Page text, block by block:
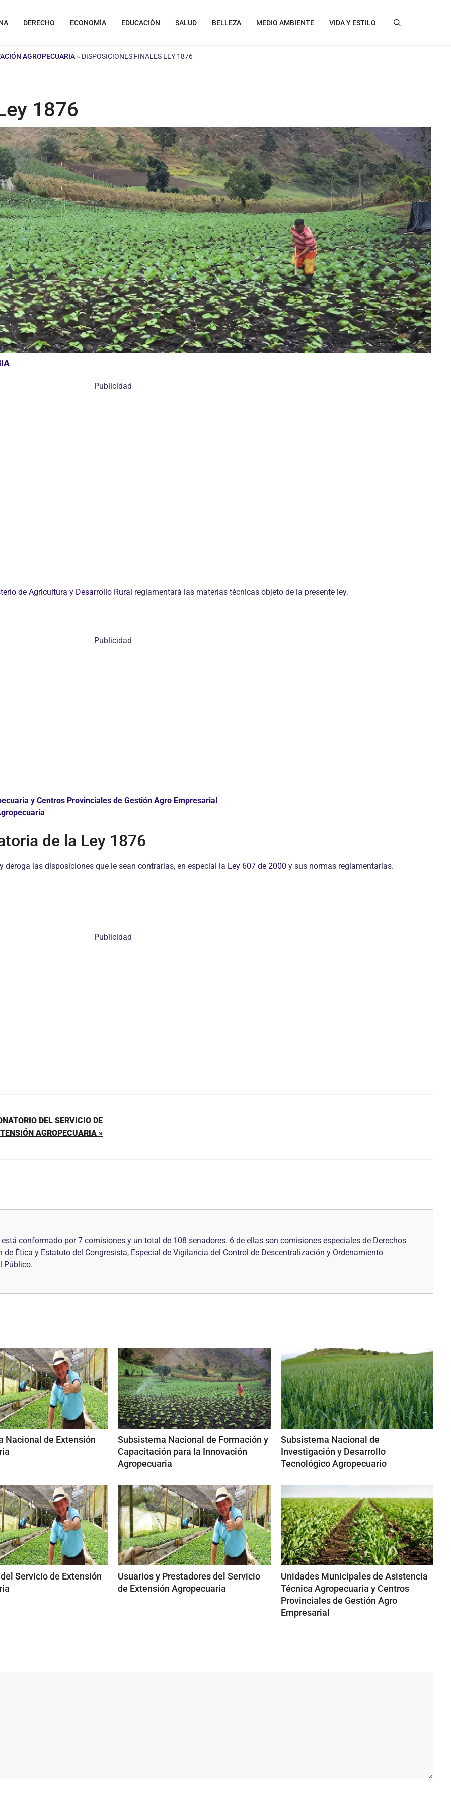
DERECHO ECONOMÍA EDUCACIÓN SALUD BELLEZA MEDIO AMBIENTE VIDA Y ESTILO
AGROPECUARIA » DISPOSICIONES FINALES LEY 1876
1876
Publicidad
de Agricultura y Desarrollo Rural reglamentará las materias técnicas objeto de la presente ley.
Publicidad
y Centros Provinciales de Gestión Agro Empresarial
de la Ley 1876
las disposiciones que le sean contrarias, en especial la Ley 607 de 2000 y sus normas reglamentarias.
Publicidad
DEL SERVICIO DE
AGROPECUARIA »
conformado por 7 comisiones y un total de 108 senadores. 6 de ellas son comisiones especiales de Derechos
Ética y Estatuto del Congresista, Especial de Vigilancia del Control de Descentralización y Ordenamiento
Público.
Nacional de Extensión
Subsistema Nacional de Formación y
Capacitación para la Innovación
Agropecuaria
Subsistema Nacional de
Investigación y Desarrollo
Tecnológico Agropecuario
Servicio de Extensión
Usuarios y Prestadores del Servicio
de Extensión Agropecuaria
Unidades Municipales de Asistencia
Técnica Agropecuaria y Centros
Provinciales de Gestión Agro
Empresarial